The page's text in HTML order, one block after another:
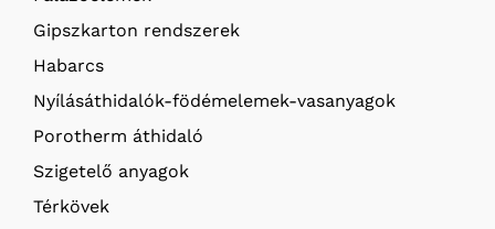
Gipszkarton rendszerek
Habarcs
Nyílásáthidalók-födémelemek-vasanyagok
Porotherm áthidaló
Szigetelő anyagok
Térkövek